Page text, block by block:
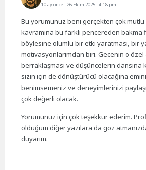
10 ay önce- 26 Ekim 2025 - 4:18 pm
Bu yorumunuz beni gerçekten çok
kavramına bu farklı pencereden bakma
böylesine olumlu bir etki yaratması, bir
motivasyonlarımdan biri. Gecenin o özel
berraklaşması ve düşüncelerin dansına
sizin için de dönüştürücü olacağına
benimsemeniz ve deneyimlerinizi
çok değerli olacak.
Yorumunuz için çok teşekkür ederim.
olduğum diğer yazılara da göz
duyarım.